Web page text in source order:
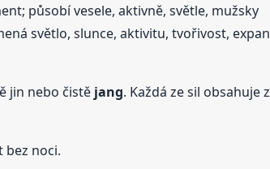
působí vesele, aktivně, světle, mužsky
světlo, slunce, aktivitu, tvořivost,
jin nebo čistě jang. Každá ze sil obsahuje
bez noci.